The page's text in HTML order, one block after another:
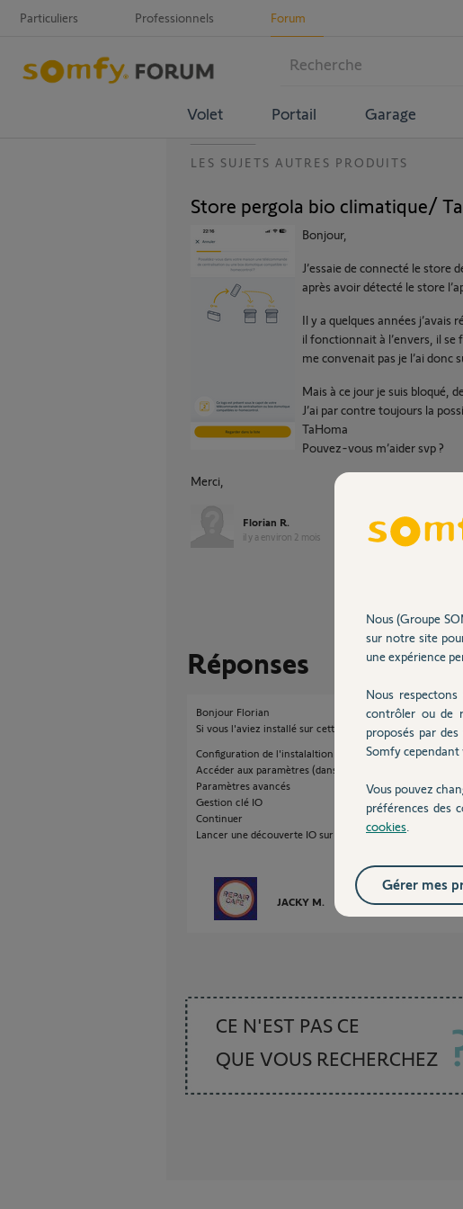
Particuliers Professionnels Forum
Volet Portail Garage
LES SUJETS AUTRES PRODUITS
Store pergola bio climatique/
Bonjour,
J’essaie de connecté le store
après avoir détecté le store
Il y a quelques années
il fonctionnait à l’envers, il se
me convenait pas je l’ai donc
Mais à ce jour je suis bloqué,
J’ai par contre toujours la
TaHoma
Pouvez-vous m’aider svp ?
Merci,
Florian R.
il y a environ 2 mois
Réponses
Bonjour Florian
Si vous l'aviez installé sur cette Tahoma essayez de le
Configuration de l'instalaltion
Accéder aux paramètres (dans le bloc BOX)
Paramètres avancés
Gestion clé IO
Continuer
Lancer une découverte IO sur vos équipements.
JACKY M. il y a environ 2 mois
CE N'EST PAS CE
QUE VOUS RECHERCHEZ
Nous (Groupe
sur notre site
une expérience
Nous
contrôler ou de
proposés par
Somfy cependant
Vous pouvez
préférences des
cookies
Gérer mes